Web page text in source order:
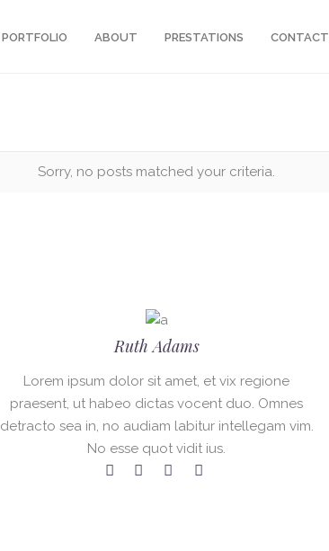
PORTFOLIO ABOUT PRESTATIONS CONTACT
Sorry, no posts matched your criteria.
Ruth Adams
Lorem ipsum dolor sit amet, et vix regione
praesent, ut habeo dictas vocent duo. Omnes
detracto sea in, no audiam labitur intellegam vim.
No esse quot vidit ius.